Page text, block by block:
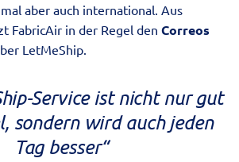
aber auch international. Aus
FabricAir in der Regel den Correos
LetMeShip.
Service ist nicht nur gut
sondern wird auch jeden
Tag besser“